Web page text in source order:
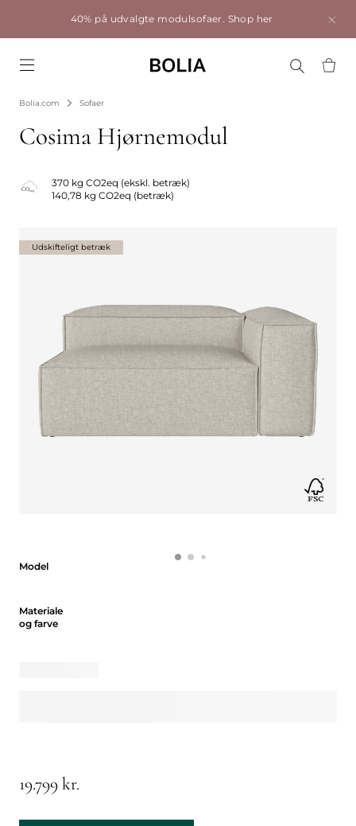
40% på udvalgte modulsofaer. Shop her
Bolia.com Sofaer
Cosima Hjørnemodul
370 kg CO2eq (ekskl. betræk)
140,78 kg CO2eq (betræk)
Model
Materiale
og farve
19.799 kr.
Udskifteligt betræk